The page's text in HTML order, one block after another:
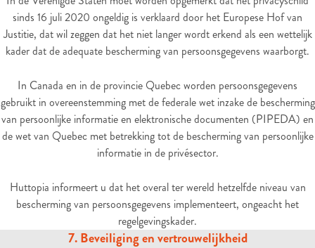
sinds 16 juli 2020 ongeldig is verklaard door het Europese Hof van
Justitie, dat wil zeggen dat het niet langer wordt erkend als een wettelijk
kader dat de adequate bescherming van persoonsgegevens waarborgt.
In Canada en in de provincie Quebec worden persoonsgegevens
gebruikt in overeenstemming met de federale wet inzake de bescherming
van persoonlijke informatie en elektronische documenten (PIPEDA) en
de wet van Quebec met betrekking tot de bescherming van persoonlijke
informatie in de privésector.
Huttopia informeert u dat het overal ter wereld hetzelfde niveau van
bescherming van persoonsgegevens implementeert, ongeacht het
regelgevingskader.
7. Beveiliging en vertrouwelijkheid